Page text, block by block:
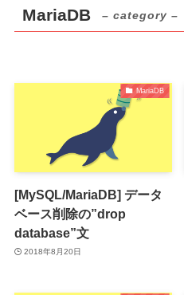
MariaDB – category –
MariaDB
[MySQL/MariaDB] データ
ベース削除の”drop
database”文
2018年8月20日